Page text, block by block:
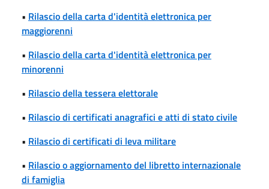
• Rilascio della carta d'identità elettronica per
maggiorenni
• Rilascio della carta d'identità elettronica per
minorenni
• Rilascio della tessera elettorale
• Rilascio di certificati anagrafici e atti di stato civile
• Rilascio di certificati di leva militare
• Rilascio o aggiornamento del libretto internazionale
di famiglia